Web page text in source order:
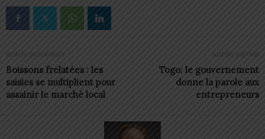
Article précédent
Boissons frelatées : les
saisies se multiplient pour
assainir le marché local
Article suivant
Togo: le gouvernement
donne la parole aux
entrepreneurs